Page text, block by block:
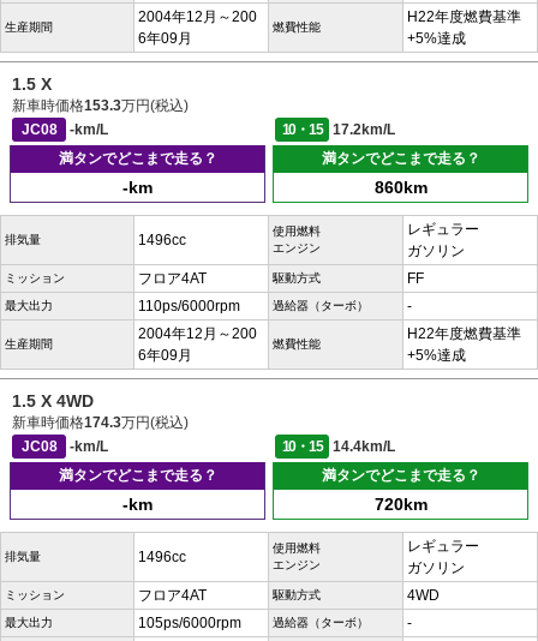
生産期間
2004年12月～200
6年09月
燃費性能
H22年度燃費基準
+5%達成
1.5 X
新車時価格153.3万円(税込)
JC08
-km/L 10・15
17.2km/L
満タンでどこまで走る？
-km
満タンでどこまで走る？
860km
排気量 1496cc
使用燃料
エンジン
レギュラー
ガソリン
ミッション フロア4AT 駆動方式 FF
最大出力 110ps/6000rpm 過給器（ターボ） -
生産期間
2004年12月～200
6年09月
燃費性能
H22年度燃費基準
+5%達成
1.5 X 4WD
新車時価格174.3万円(税込)
JC08
-km/L 10・15
14.4km/L
満タンでどこまで走る？
-km
満タンでどこまで走る？
720km
排気量 1496cc
使用燃料
エンジン
レギュラー
ガソリン
ミッション フロア4AT 駆動方式 4WD
最大出力 105ps/6000rpm 過給器（ターボ） -